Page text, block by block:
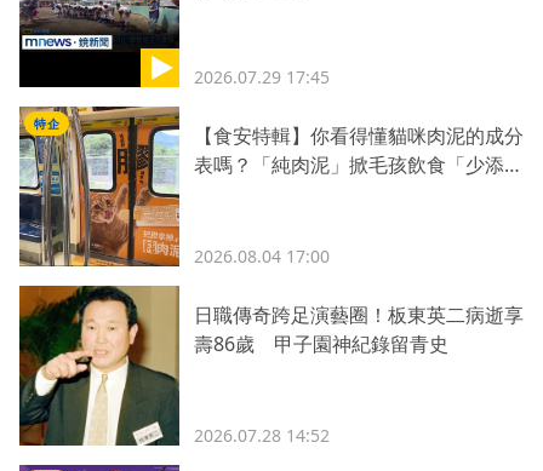
2026.07.29 17:45
特企
【食安特輯】你看得懂貓咪肉泥的成分
表嗎？「純肉泥」掀毛孩飲食「少添
2026.08.04 17:00
日職傳奇跨足演藝圈！板東英二病逝享
壽86歲 甲子園神紀錄留青史
2026.07.28 14:52